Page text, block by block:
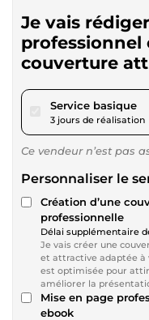
Je vais
professionnel
couverture
Service basique
3 jours de réalisation
Ce vendeur n’est pas
Personnaliser le
Création d’une
professionnelle
Délai supplémentaire
Je vais créer une
et attractive adaptée à
est optimisée pour
améliorer la
Mise en page
ebook